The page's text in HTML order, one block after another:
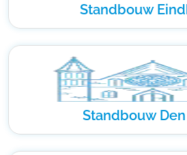
Standbouw
Standbouw